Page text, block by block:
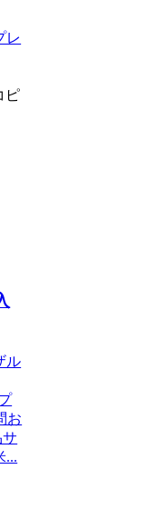
レ
ピ
ル
お
...